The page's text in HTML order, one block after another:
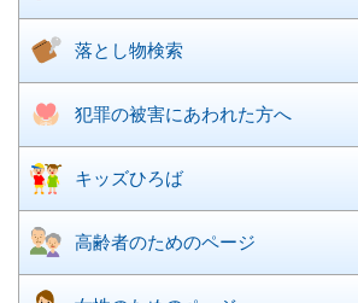
落とし物検索
犯罪の被害にあわれた方へ
キッズひろば
高齢者のためのページ